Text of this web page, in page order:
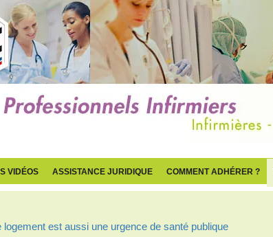
VIDÉOS ASSISTANCE JURIDIQUE COMMENT ADHÉRER ?
est aussi une urgence de santé publique